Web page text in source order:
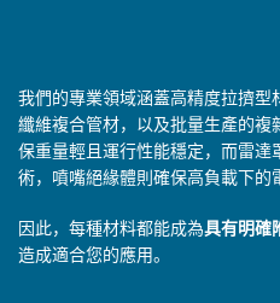
我們的專業領域涵蓋高精度拉擠型
纖維複合管材，以及批量生產的複
保重量輕且運行性能穩定，而雷達
術，噴嘴絕緣體則確保高負載下的
因此，每種材料都能成為具有明確
造成適合您的應用。